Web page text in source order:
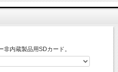
非内蔵製品用SDカード。